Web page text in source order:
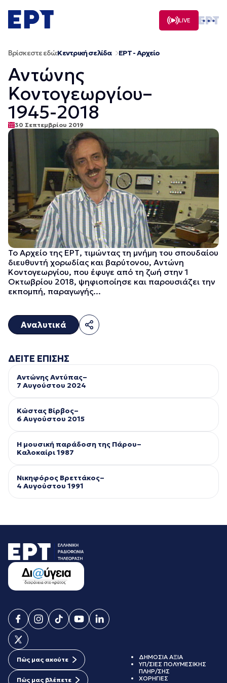
σε
περιεχόμενο
LIVE
Βρίσκεστε εδώ:Κεντρική σελίδα ΕΡΤ - Αρχείο
Αντώνης
Κοντογεωργίου–
1945-2018
30 Σεπτεμβρίου 2019
Το Αρχείο της ΕΡΤ, τιμώντας τη μνήμη του σπουδαίου
διευθυντή χορωδίας και βαρύτονου, Αντώνη
Κοντογεωργίου, που έφυγε από τη ζωή στην 1
Οκτωβρίου 2018, ψηφιοποίησε και παρουσιάζει την
εκπομπή, παραγωγής...
Αναλυτικά
ΔΕΙΤΕ ΕΠΙΣΗΣ
Αντώνης Αντύπας–
7 Αυγούστου 2024
Κώστας Βίρβος–
6 Αυγούστου 2015
Η μουσική παράδοση της Πάρου–
Kαλοκαίρι 1987
Νικηφόρος Βρεττάκος–
4 Αυγούστου 1991
Πώς μας ακούτε
Πώς μας βλέπετε
ΔΗΜΟΣΙΑ ΑΞΙΑ
ΥΠ/ΣΙΕΣ ΠΟΛΥΜΕΣΙΚΗΣ
ΠΛΗΡ/ΣΗΣ
ΧΟΡΗΓΙΕΣ